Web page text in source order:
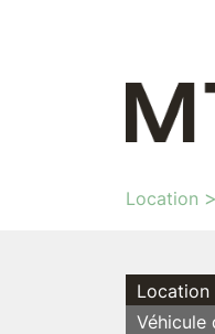
Location
Location
Véhicule